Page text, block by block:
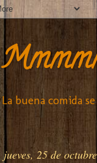
La buena comida
jueves, 25 de